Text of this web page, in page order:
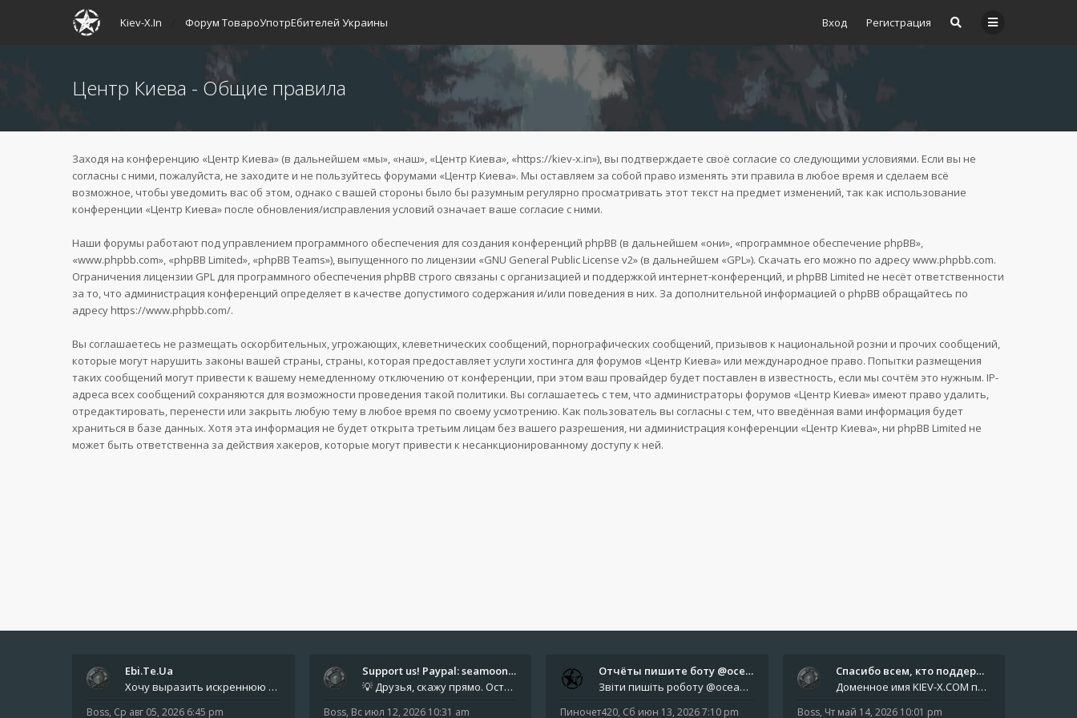
Вход Регистрация
Kiev-X.In Форум ТовароУпотрЕбителей Украины
Центр Киева - Общие правила
Заходя на конференцию «Центр Киева» (в дальнейшем «мы», «наш», «Центр Киева», «https://kiev-x.in»), вы подтверждаете своё согласие со следующими условиями. Если вы не
согласны с ними, пожалуйста, не заходите и не пользуйтесь форумами «Центр Киева». Мы оставляем за собой право изменять эти правила в любое время и сделаем всё
возможное, чтобы уведомить вас об этом, однако с вашей стороны было бы разумным регулярно просматривать этот текст на предмет изменений, так как использование
конференции «Центр Киева» после обновления/исправления условий означает ваше согласие с ними.
Наши форумы работают под управлением программного обеспечения для создания конференций phpBB (в дальнейшем «они», «программное обеспечение phpBB»,
«www.phpbb.com», «phpBB Limited», «phpBB Teams»), выпущенного по лицензии «GNU General Public License v2» (в дальнейшем «GPL»). Скачать его можно по адресуwww.phpbb.com.
Ограничения лицензии GPL для программного обеспечения phpBB строго связаны с организацией и поддержкой интернет-конференций, и phpBB Limited не несёт ответственности
за то, что администрация конференций определяет в качестве допустимого содержания и/или поведения в них. За дополнительной информацией о phpBB обращайтесь по
адресу https://www.phpbb.com/.
Вы соглашаетесь не размещать оскорбительных, угрожающих, клеветнических сообщений, порнографических сообщений, призывов к национальной розни и прочих сообщений,
которые могут нарушить законы вашей страны, страны, которая предоставляет услуги хостинга для форумов «Центр Киева» или международное право. Попытки размещения
таких сообщений могут привести к вашему немедленному отключению от конференции, при этом ваш провайдер будет поставлен в известность, если мы сочтём это нужным. IP-
адреса всех сообщений сохраняются для возможности проведения такой политики. Вы соглашаетесь с тем, что администраторы форумов «Центр Киева» имеют право удалить,
отредактировать, перенести или закрыть любую тему в любое время по своему усмотрению. Как пользователь вы согласны с тем, что введённая вами информация будет
храниться в базе данных. Хотя эта информация не будет открыта третьим лицам без вашего разрешения, ни администрация конференции «Центр Киева», ни phpBB Limited не
может быть ответственна за действия хакеров, которые могут привести к несанкционированному доступу к ней.
Ebi.Te.Ua
Хочу выразить искреннюю благодарность всем анонимным пользователям, которые поддержали наше сообщество финансово. Благод
Boss, Ср авг 05, 2026 6:45 pm
Support us! Paypal: seamoonpa…
💡 Друзья, скажу прямо. Осталось мало времени. За это время нам нужно закрыть последние обязательные расходы: около 500
Boss, Вс июл 12, 2026 10:31 am
Отчёты пишите боту @oceanfish…
Звіти пишіть роботу @oceanfishbotbot Друзі, важливе повідомлення для учасників форума. Основне звернення опублікован
Пиночет420, Сб июн 13, 2026 7:10 pm
Спасибо всем, кто поддерживае…
Доменное имя KIEV-X.COM продлено до третьей декады августа 2027 года! Спасибо всем анонимным пользователям, которые по
Boss, Чт май 14, 2026 10:01 pm